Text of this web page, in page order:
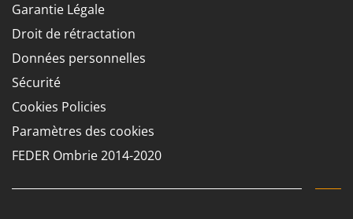
Garantie Légale
Droit de rétractation
Données personnelles
Sécurité
Cookies Policies
Paramètres des cookies
FEDER Ombrie 2014-2020